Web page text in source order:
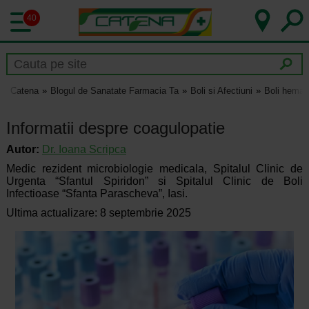
40
Catena Blogul de Sanatate Farmacia Ta Boli si Afectiuni Boli
Informatii despre coagulopatie
Autor: Dr. Ioana Scripca
Medic rezident microbiologie medicala, Spitalul Clinic de
Urgenta “Sfantul Spiridon” si Spitalul Clinic de Boli
Infectioase “Sfanta Parascheva”, Iasi.
Ultima actualizare: 8 septembrie 2025